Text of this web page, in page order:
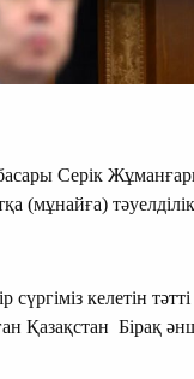
Серік
(мұнайға)
келетін
Қазақстан Бірақ